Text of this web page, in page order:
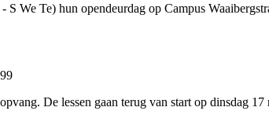
We Te) hun opendeurdag op Campus
De lessen gaan terug van start op dinsdag